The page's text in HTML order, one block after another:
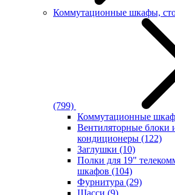
Коммутационные шкафы,
(799)
Коммутационные
Вентиляторные блоки
кондиционеры (122)
Заглушки (10)
Полки для 19"
шкафов (104)
Фурнитура (29)
Шасси (9)